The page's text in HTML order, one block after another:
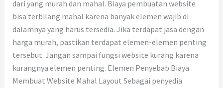
dari yang murah dan mahal. Biaya pembuatan website
bisa terbilang mahal karena banyak elemen wajib di
dalamnya yang harus tersedia. Jika terdapat jasa dengan
harga murah, pastikan terdapat elemen-elemen penting
tersebut. Jangan sampai fungsi website kurang karena
kurangnya elemen penting. Elemen Penyebab Biaya
Membuat Website Mahal Layout Sebagai penyedia